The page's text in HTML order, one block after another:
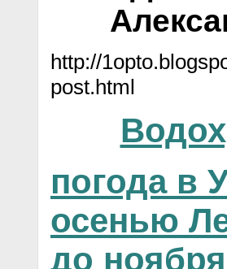
http://
post.html
погода в
осенью
до ноября